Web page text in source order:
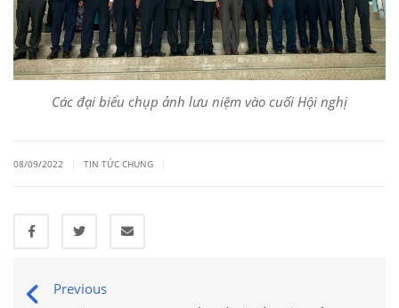
Các đại biểu chụp ảnh lưu niệm vào cuối Hội nghị
08/09/2022 TIN TỨC CHUNG
Previous